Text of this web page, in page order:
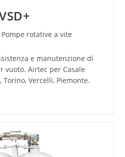
Pompe rotative a vite
e manutenzione di
vuoto. Airtec per Casale
Vercelli, Piemonte.